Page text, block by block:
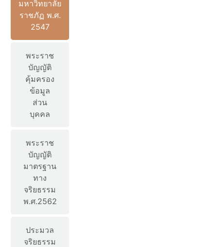
มหาวิทยาลัย
ราชภัฏ พ.ศ.
2547
พระราช
บัญญัติ
คุ้มครอง
ข้อมูล
ส่วน
บุคคล
พระราช
บัญญัติ
มาตรฐาน
ทาง
จริยธรรม
พ.ศ.2562
ประมวล
จริยธรรม